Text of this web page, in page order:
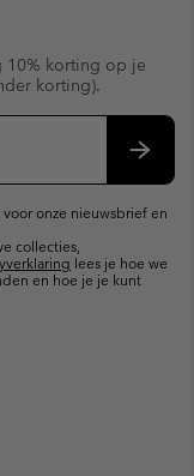
10% korting op je
korting).
onze nieuwsbrief en
collecties,
lees je hoe we
en hoe je je kunt